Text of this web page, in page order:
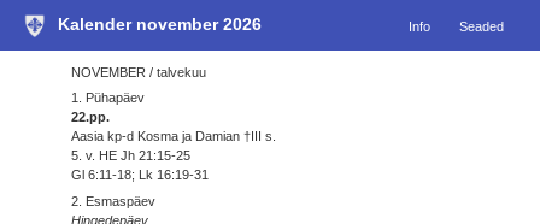
Kalender november 2026 Info Seaded
NOVEMBER / talvekuu
1. Pühapäev
22.pp.
Aasia kp-d Kosma ja Damian †III s.
5. v. HE Jh 21:15-25
Gl 6:11-18; Lk 16:19-31
2. Esmaspäev
Hingedepäev